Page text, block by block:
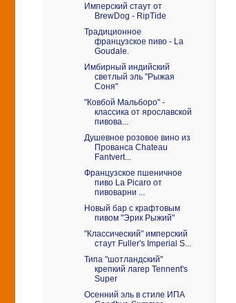
Имперский стаут от
BrewDog - RipTide
Традиционное
французское пиво - La
Goudale.
Имбирный индийский
светлый эль "Рыжая
Соня"
"Ковбой Мальборо" -
классика от ярославской
пивова...
Душевное розовое вино из
Прованса Chateau
Fantvert...
Французское пшеничное
пиво La Picaro от
пивоварни ...
Новый бар с крафтовым
пивом "Эрик Рыжий"
"Классический" имперский
стаут Fuller's Imperial S...
Типа "шотландский"
крепкий лагер Tennent's
Super
Осенний эль в стиле ИПА